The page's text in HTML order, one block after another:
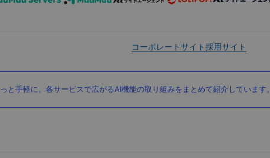
コーポレートサイト採用サイト
と手軽に。各サービスで広がるAI機能の取り組みをまとめて紹介しています。